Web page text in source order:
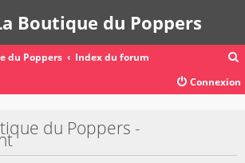
Boutique du Poppers
du Poppers Index du forum
c
Connexion
du Poppers -